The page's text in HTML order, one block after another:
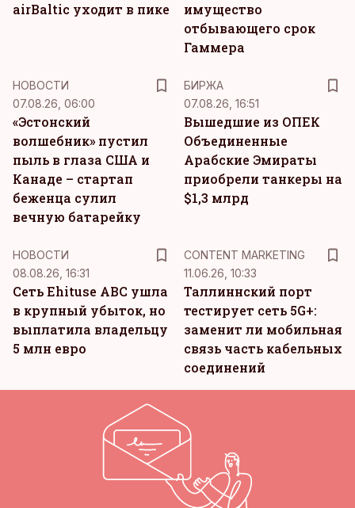
airBaltic уходит в пике
имущество
отбывающего срок
Гаммера
НОВОСТИ
07.08.26, 06:00
«Эстонский
волшебник» пустил
пыль в глаза США и
Канаде – стартап
беженца сулил
вечную батарейку
БИРЖА
07.08.26, 16:51
Вышедшие из ОПЕК
Объединенные
Арабские Эмираты
приобрели танкеры на
$1,3 млрд
НОВОСТИ
08.08.26, 16:31
Сеть Ehituse ABC ушла
в крупный убыток, но
выплатила владельцу
5 млн евро
CONTENT MARKETING
11.06.26, 10:33
Таллиннский порт
тестирует сеть 5G+:
заменит ли мобильная
связь часть кабельных
соединений